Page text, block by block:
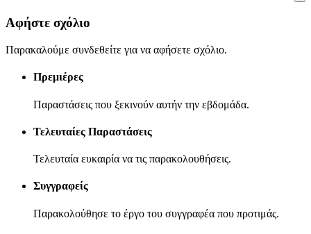
Αφήστε σχόλιο
Παρακαλούμε συνδεθείτε για να αφήσετε σχόλιο.
Πρεμιέρες
Παραστάσεις που ξεκινούν αυτήν την εβδομάδα.
Τελευταίες Παραστάσεις
Τελευταία ευκαιρία να τις παρακολουθήσεις.
Συγγραφείς
Παρακολούθησε το έργο του συγγραφέα που προτιμάς.